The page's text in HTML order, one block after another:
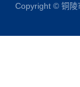
Copyright © 铜陵